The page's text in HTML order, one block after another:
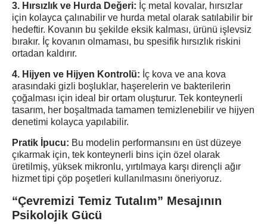
3. Hırsızlık ve Hurda Değeri: İç metal kovalar, hırsızlar
için kolayca çalınabilir ve hurda metal olarak satılabilir bir
hedeftir. Kovanın bu şekilde eksik kalması, ürünü işlevsiz
bırakır. İç kovanın olmaması, bu spesifik hırsızlık riskini
ortadan kaldırır.
4. Hijyen ve Hijyen Kontrolü: İç kova ve ana kova
arasındaki gizli boşluklar, haşerelerin ve bakterilerin
çoğalması için ideal bir ortam oluşturur. Tek konteynerli
tasarım, her boşaltmada tamamen temizlenebilir ve hijyen
denetimi kolayca yapılabilir.
Pratik İpucu: Bu modelin performansını en üst düzeye
çıkarmak için, tek konteynerli bins için özel olarak
üretilmiş, yüksek mikronlu, yırtılmaya karşı dirençli ağır
hizmet tipi çöp poşetleri kullanılmasını öneriyoruz.
“Çevremizi Temiz Tutalım” Mesajının
Psikolojik Gücü